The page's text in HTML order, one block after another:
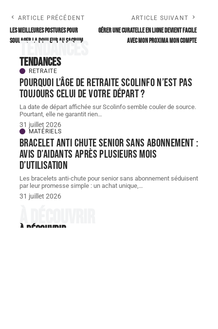
ARTICLE PRÉCÉDENT
Les meilleures postures pour
soulager la douleur au sacrum
ARTICLE SUIVANT
Gérer une curatelle en ligne devient facile
avec mon Proxima mon compte
Tendances
Tendances
RETRAITE
Pourquoi l’âge de retraite scolinfo n’est pas
toujours celui de votre départ ?
La date de départ affichée sur Scolinfo semble couler de source.
Pourtant, elle ne garantit rien…
31 juillet 2026
MATÉRIELS
Bracelet Anti chute senior sans abonnement :
avis d’aidants après plusieurs mois
d’utilisation
Les bracelets anti-chute pour senior sans abonnement séduisent
par leur promesse simple : un achat unique, …
31 juillet 2026
À découvrir
À découvrir